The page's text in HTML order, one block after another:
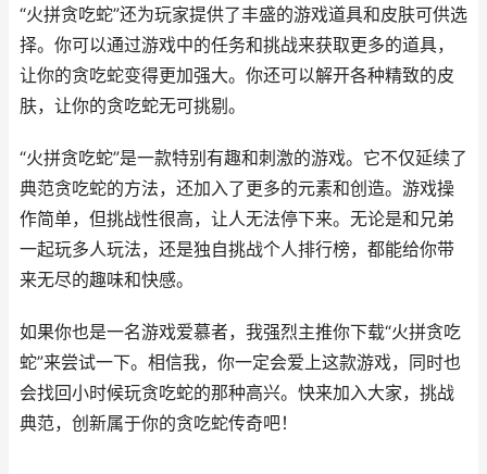
“火拼贪吃蛇”还为玩家提供了丰盛的游戏道具和皮肤可供选
择。你可以通过游戏中的任务和挑战来获取更多的道具，
让你的贪吃蛇变得更加强大。你还可以解开各种精致的皮
肤，让你的贪吃蛇无可挑剔。
“火拼贪吃蛇”是一款特别有趣和刺激的游戏。它不仅延续了
典范贪吃蛇的方法，还加入了更多的元素和创造。游戏操
作简单，但挑战性很高，让人无法停下来。无论是和兄弟
一起玩多人玩法，还是独自挑战个人排行榜，都能给你带
来无尽的趣味和快感。
如果你也是一名游戏爱慕者，我强烈主推你下载“火拼贪吃
蛇”来尝试一下。相信我，你一定会爱上这款游戏，同时也
会找回小时候玩贪吃蛇的那种高兴。快来加入大家，挑战
典范，创新属于你的贪吃蛇传奇吧！